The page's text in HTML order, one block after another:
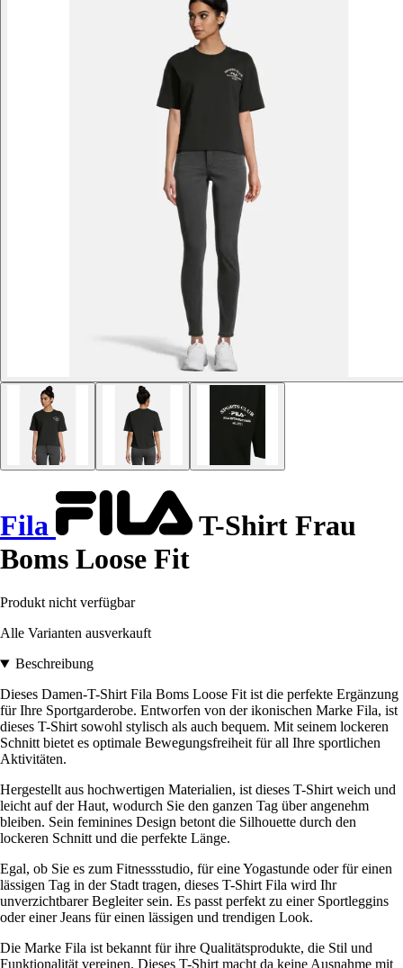
Fila
T-Shirt Frau
Boms Loose Fit
Produkt nicht verfügbar
Alle Varianten ausverkauft
Beschreibung
Dieses Damen-T-Shirt Fila Boms Loose Fit ist die perfekte Ergänzung
für Ihre Sportgarderobe. Entworfen von der ikonischen Marke Fila, ist
dieses T-Shirt sowohl stylisch als auch bequem. Mit seinem lockeren
Schnitt bietet es optimale Bewegungsfreiheit für all Ihre sportlichen
Aktivitäten.
Hergestellt aus hochwertigen Materialien, ist dieses T-Shirt weich und
leicht auf der Haut, wodurch Sie den ganzen Tag über angenehm
bleiben. Sein feminines Design betont die Silhouette durch den
lockeren Schnitt und die perfekte Länge.
Egal, ob Sie es zum Fitnessstudio, für eine Yogastunde oder für einen
lässigen Tag in der Stadt tragen, dieses T-Shirt Fila wird Ihr
unverzichtbarer Begleiter sein. Es passt perfekt zu einer Sportleggins
oder einer Jeans für einen lässigen und trendigen Look.
Die Marke Fila ist bekannt für ihre Qualitätsprodukte, die Stil und
Funktionalität vereinen. Dieses T-Shirt macht da keine Ausnahme mit